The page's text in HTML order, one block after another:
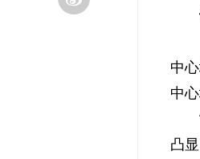
中
中
凸